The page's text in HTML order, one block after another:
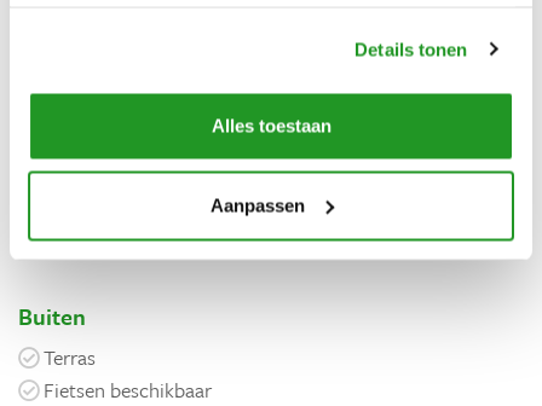
Details tonen
Alles toestaan
Aanpassen
Voorzieningen
Vrijstaand
Parkeerplaats
Buiten
Terras
Fietsen beschikbaar